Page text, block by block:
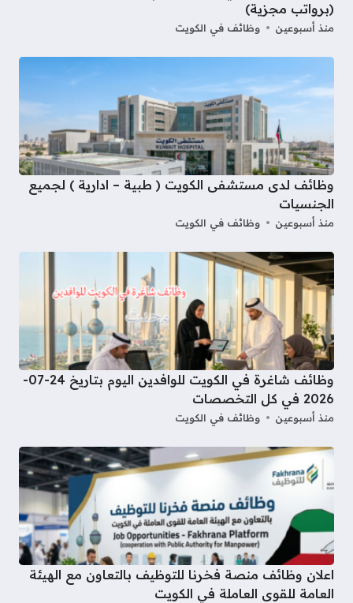
(برواتب مجزية)
منذ أسبوعين وظائف في الكويت
وظائف لدى مستشفى الكويت ( طبية – ادارية ) لجميع
الجنسيات
منذ أسبوعين وظائف في الكويت
وظائف شاغرة في الكويت للوافدين اليوم بتاريخ 24-07-
2026 في كل التخصصات
منذ أسبوعين وظائف في الكويت
اعلان وظائف منصة فخرنا للتوظيف بالتعاون مع الهيئة
العامة للقوى العاملة في الكويت